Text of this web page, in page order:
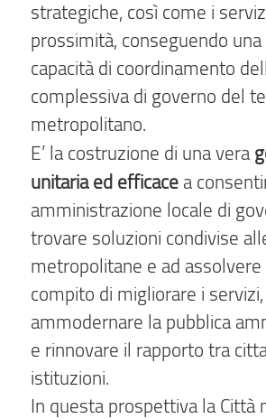
strategiche, così come i
prossimità, conseguendo
capacità di coordinamento
complessiva di governo del
metropolitano.
E’ la costruzione di una vera
unitaria ed efficace a
amministrazione locale di
trovare soluzioni condivise
metropolitane e ad
compito di migliorare i servizi,
ammodernare la pubblica
e rinnovare il rapporto tra
istituzioni.
In questa prospettiva la Città